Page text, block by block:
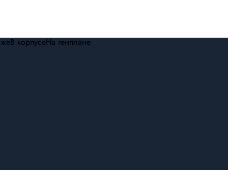
В корпусеНа генплане